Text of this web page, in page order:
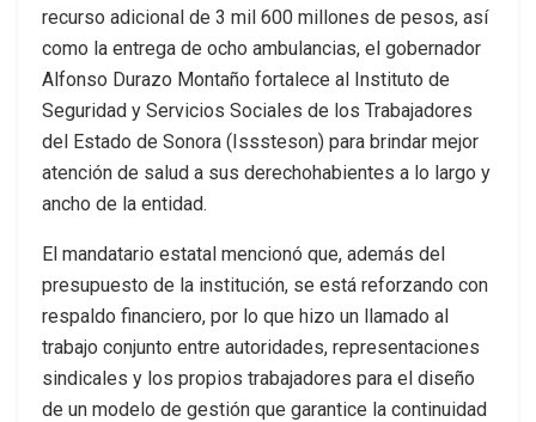
recurso adicional de 3 mil 600 millones de pesos, así
como la entrega de ocho ambulancias, el gobernador
Alfonso Durazo Montaño fortalece al Instituto de
Seguridad y Servicios Sociales de los Trabajadores
del Estado de Sonora (Isssteson) para brindar mejor
atención de salud a sus derechohabientes a lo largo y
ancho de la entidad.
El mandatario estatal mencionó que, además del
presupuesto de la institución, se está reforzando con
respaldo financiero, por lo que hizo un llamado al
trabajo conjunto entre autoridades, representaciones
sindicales y los propios trabajadores para el diseño
de un modelo de gestión que garantice la continuidad